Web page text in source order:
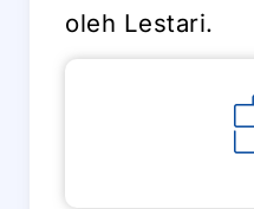
oleh Lestari.